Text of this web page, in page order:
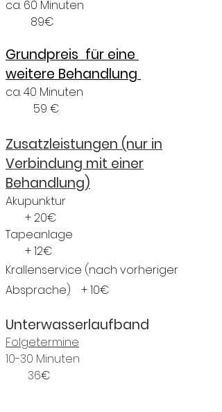
ca. 60 Minuten
89€
Grundpreis für eine
weitere Behandlung
ca. 40 Minuten
59 €
Zusatzleistungen (nur in
Verbindung mit einer
Behandlung)
Akupunktur
+ 20€
Tapeanlage
+ 12€
Krallenservice (nach vorheriger
Absprache)
+ 10€
Unterwasserlaufband
Folgetermine
10-30 Minuten
36€